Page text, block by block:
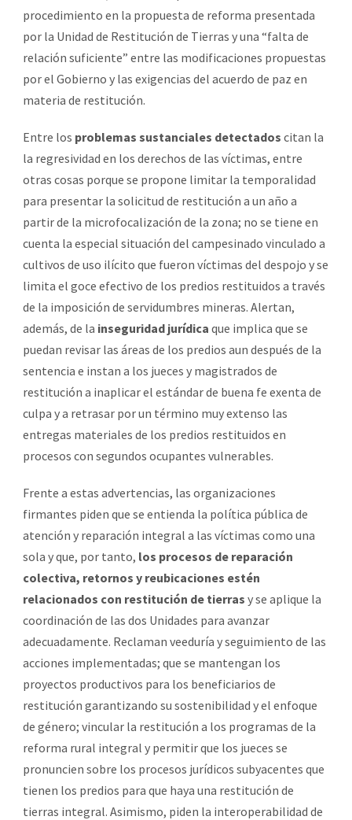
procedimiento en la propuesta de reforma presentada
por la Unidad de Restitución de Tierras y una “falta de
relación suficiente” entre las modificaciones propuestas
por el Gobierno y las exigencias del acuerdo de paz en
materia de restitución.
Entre los problemas sustanciales detectados citan la
la regresividad en los derechos de las víctimas, entre
otras cosas porque se propone limitar la temporalidad
para presentar la solicitud de restitución a un año a
partir de la microfocalización de la zona; no se tiene en
cuenta la especial situación del campesinado vinculado a
cultivos de uso ilícito que fueron víctimas del despojo y se
limita el goce efectivo de los predios restituidos a través
de la imposición de servidumbres mineras. Alertan,
además, de la inseguridad jurídica que implica que se
puedan revisar las áreas de los predios aun después de la
sentencia e instan a los jueces y magistrados de
restitución a inaplicar el estándar de buena fe exenta de
culpa y a retrasar por un término muy extenso las
entregas materiales de los predios restituidos en
procesos con segundos ocupantes vulnerables.
Frente a estas advertencias, las organizaciones
firmantes piden que se entienda la política pública de
atención y reparación integral a las víctimas como una
sola y que, por tanto, los procesos de reparación
colectiva, retornos y reubicaciones estén
relacionados con restitución de tierras y se aplique la
coordinación de las dos Unidades para avanzar
adecuadamente. Reclaman veeduría y seguimiento de las
acciones implementadas; que se mantengan los
proyectos productivos para los beneficiarios de
restitución garantizando su sostenibilidad y el enfoque
de género; vincular la restitución a los programas de la
reforma rural integral y permitir que los jueces se
pronuncien sobre los procesos jurídicos subyacentes que
tienen los predios para que haya una restitución de
tierras integral. Asimismo, piden la interoperabilidad de